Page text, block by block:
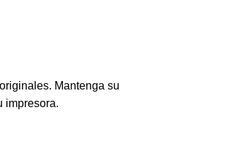
originales. Mantenga su
impresora.